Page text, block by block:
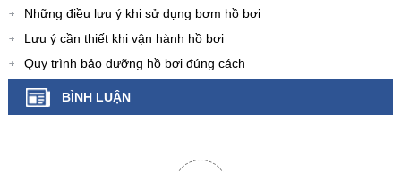
Những điều lưu ý khi sử dụng bơm hồ bơi
Lưu ý cần thiết khi vận hành hồ bơi
Quy trình bảo dưỡng hồ bơi đúng cách
BÌNH LUẬN